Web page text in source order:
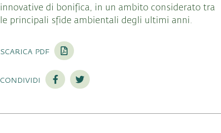
innovative di bonifica, in un ambito considerato tra
le principali sfide ambientali degli ultimi anni.
scarica pdf
condividi